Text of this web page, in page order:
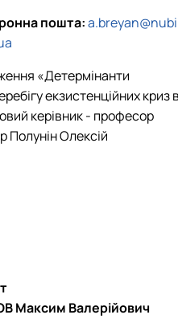
пошта:a.breyan@nubi
«Детермінанти
екзистенційних криз
керівник - професор
Полунін Олексій
Максим Валерійович